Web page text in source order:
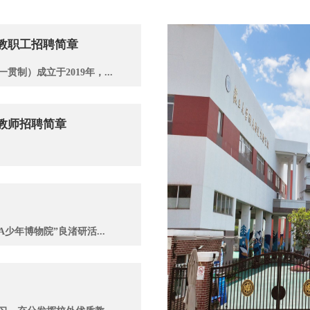
职工招聘简章
贯制）成立于2019年，...
师招聘简章
少年博物院”良渚研活...